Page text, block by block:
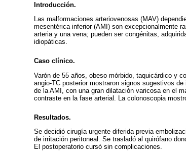
Introducción.
Las malformaciones arteriovenosas (MAV)
mesentérica inferior (AMI) son excepcionalmente
arteria y una vena; pueden ser congénitas,
idiopáticas.
Caso clínico.
Varón de 55 años, obeso mórbido, taquicárdico y
angio-TC posterior mostraron signos sugestivos
de la AMI, con una gran dilatación varicosa en el
contraste en la fase arterial. La colonoscopia
Resultados.
Se decidió cirugía urgente diferida previa
de irritación peritoneal. Se trasladó al quirófano
El postoperatorio cursó sin complicaciones.